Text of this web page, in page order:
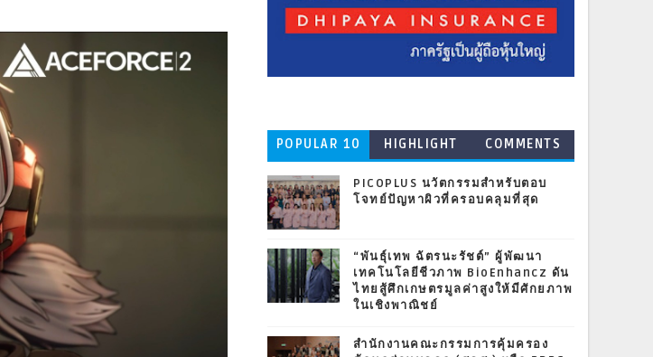
POPULAR 10 HIGHLIGHT COMMENTS
PICOPLUS นวัตกรรมสำหรับตอบ
โจทย์ปัญหาผิวที่ครอบคลุมที่สุด
“พันธุ์เทพ ฉัตรนะรัชต์” ผู้พัฒนา
เทคโนโลยีชีวภาพ BioEnhancz ดัน
ไทยสู้ศึกเกษตรมูลค่าสูงให้มีศักยภาพ
ในเชิงพาณิชย์
สำนักงานคณะกรรมการคุ้มครอง